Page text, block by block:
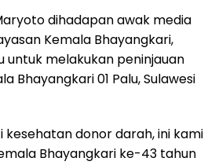
dihadapan awak media
Kemala Bhayangkari,
untuk melakukan peninjauan
Bhayangkari 01 Palu, Sulawesi
donor darah, ini kami
Bhayangkari ke-43 tahun